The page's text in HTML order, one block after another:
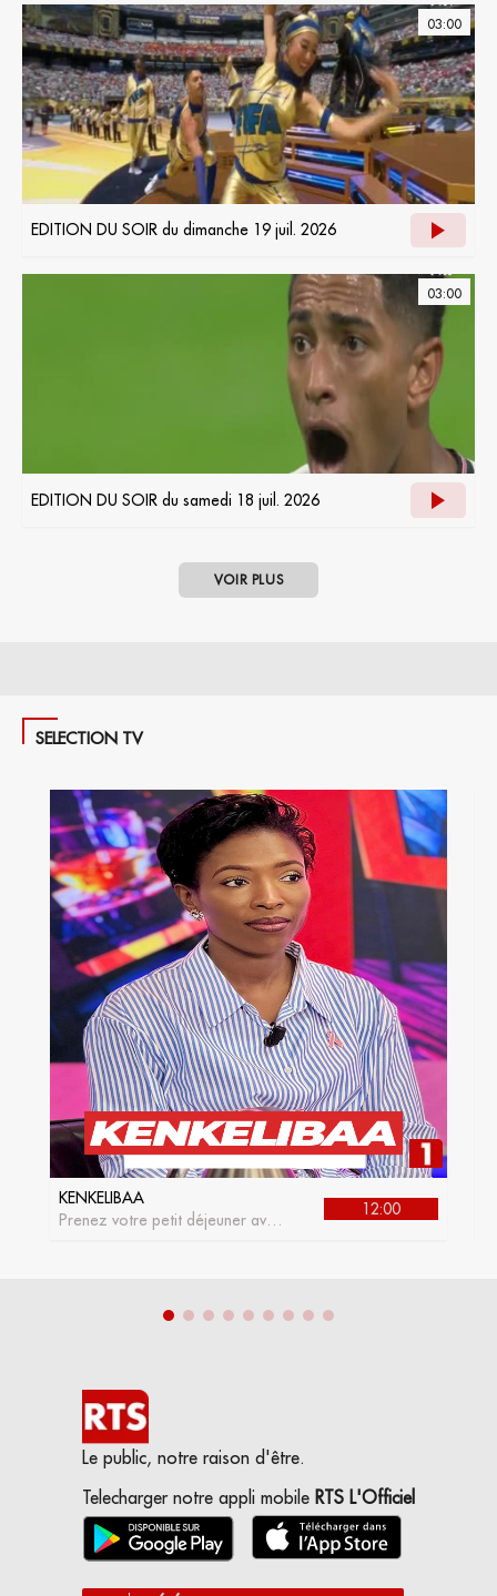
03:00
EDITION DU SOIR du dimanche 19 juil. 2026
03:00
EDITION DU SOIR du samedi 18 juil. 2026
VOIR PLUS
SELECTION TV
KENKELIBAA
Prenez votre petit déjeuner avec
12:00
Le public, notre raison d'être.
Telecharger notre appli mobile RTS L'Officiel